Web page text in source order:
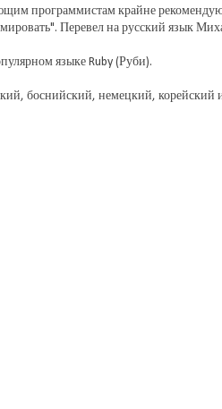
программистам крайне
Перевел на русский язык
языке Ruby (Руби).
боснийский, немецкий, корейский